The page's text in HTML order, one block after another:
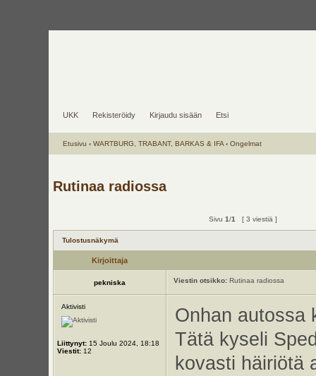
UKK Rekisteröidy Kirjaudu sisään Etsi
Etusivu ‹ WARTBURG, TRABANT, BARKAS & IFA ‹ Ongelmat
Rutinaa radiossa
Sivu 1/1 [ 3 viestiä ]
Tulostusnäkymä
Kirjoittaja
pekniska Viestin otsikko:Rutinaa radiossa
Aktivisti
Liittynyt:15 Joulu 2024, 18:18
Viestit:12
Onhan autossa
Tätä kyseli
kovasti häiriötä